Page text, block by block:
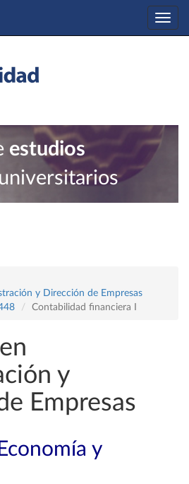
estudios
y Dirección de Empresas
Contabilidad financiera I
y
Empresas
y